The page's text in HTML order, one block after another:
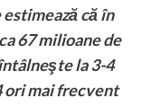
că în
67 milioane de
la 3-4
ori mai frecvent